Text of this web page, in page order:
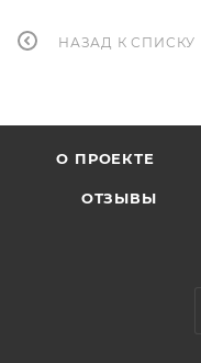
НАЗАД К СПИСКУ
О ПРОЕКТЕ
ОТЗЫВЫ